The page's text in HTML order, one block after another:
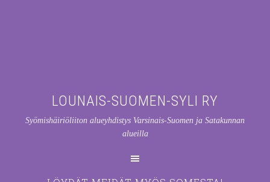
LOUNAIS-SUOMEN-SYLI RY
Syömishäiriöliiton alueyhdistys Varsinais-Suomen ja Satakunnan
alueilla